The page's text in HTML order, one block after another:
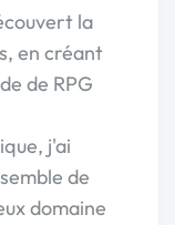
la
en créant
de RPG
j'ai
de
domaine